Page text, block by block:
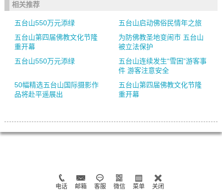
相关推荐
五台山550万元添绿
五台山启动佛俗民情年之旅
五台山第四届佛教文化节隆
重开幕
为防佛教圣地变闹市 五台山
被立法保护
五台山550万元添绿
五台山连续发生“雪困”游客事
件 游客注意安全
50幅精选五台山国际摄影作
品将赴平遥展出
五台山第四届佛教文化节隆
重开幕
电话 邮箱 客服 微信 菜单 关闭